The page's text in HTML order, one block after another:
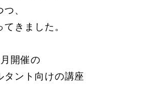
、
きました。
開催の
タント向けの講座